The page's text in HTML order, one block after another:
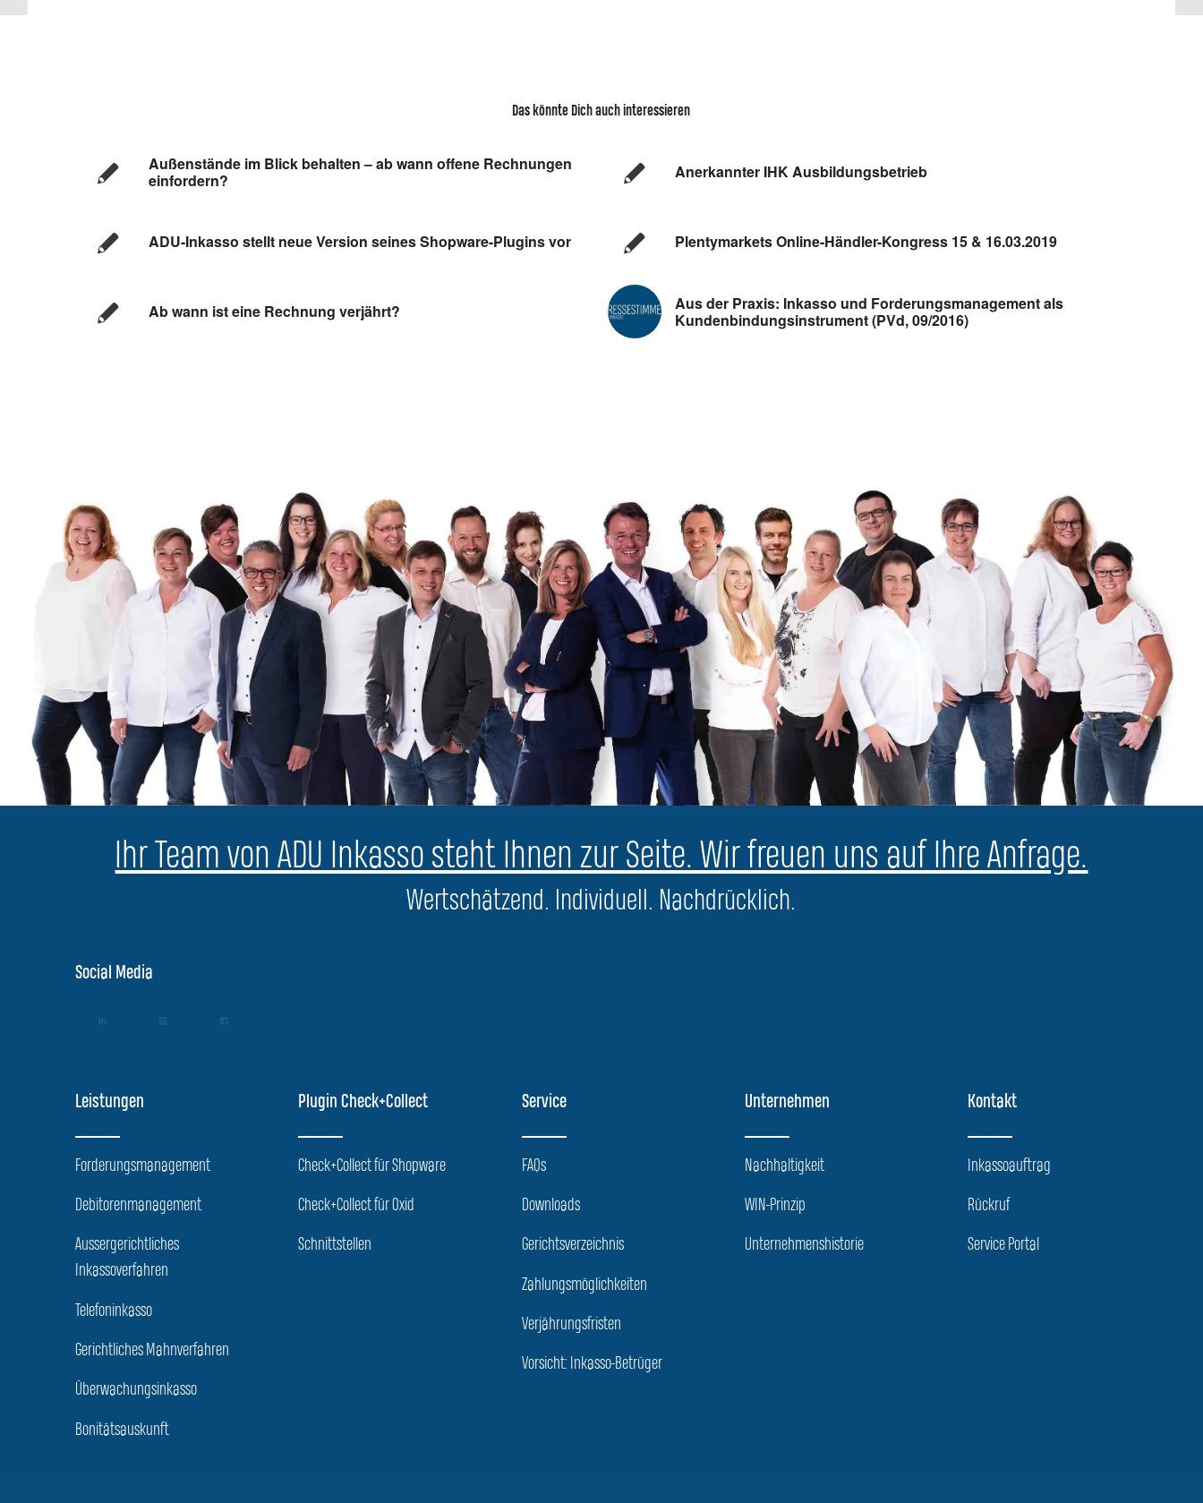
Das könnte Dich auch interessieren
Außenstände im Blick behalten – ab wann offene Rechnungen
einfordern?
Anerkannter IHK Ausbildungsbetrieb
ADU-Inkasso stellt neue Version seines Shopware-Plugins vor Plentymarkets Online-Händler-Kongress 15 & 16.03.2019
Ab wann ist eine Rechnung verjährt?
Aus der Praxis: Inkasso und Forderungsmanagement als
Kundenbindungsinstrument (PVd, 09/2016)
Ihr Team von ADU Inkasso steht Ihnen zur Seite. Wir freuen uns auf Ihre Anfrage.
Wertschätzend. Individuell. Nachdrücklich.
Social Media
Leistungen
Forderungsmanagement
Debitorenmanagement
Aussergerichtliches
Inkassoverfahren
Telefoninkasso
Gerichtliches Mahnverfahren
Überwachungsinkasso
Bonitätsauskunft
Plugin Check+Collect
Check+Collect für Shopware
Check+Collect für Oxid
Schnittstellen
Service
FAQs
Downloads
Gerichtsverzeichnis
Zahlungsmöglichkeiten
Verjährungsfristen
Vorsicht: Inkasso-Betrüger
Unternehmen
Nachhaltigkeit
WIN-Prinzip
Unternehmenshistorie
Kontakt
Inkassoauftrag
Rückruf
Service Portal